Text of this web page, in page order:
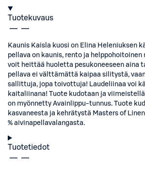
Tuotekuvaus
Kaunis Kaisla kuosi on Elina Heleniuksen
pellava on kaunis, rento ja helppohoitoinen
voit heittää huoletta pesukoneeseen aina
pellava ei välttämättä kaipaa silitystä,
sallittuja, jopa toivottuja! Laudeliinaa voi
kaitaliinana! Tuote kudotaan ja
on myönnetty Avainlippu-tunnus. Tuote
kasvaneesta ja kehrätystä Masters of
% aivinapellavalangasta.
Tuotetiedot